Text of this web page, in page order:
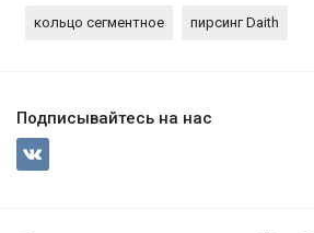
кольцо сегментное пирсинг Daith
Подписывайтесь на нас